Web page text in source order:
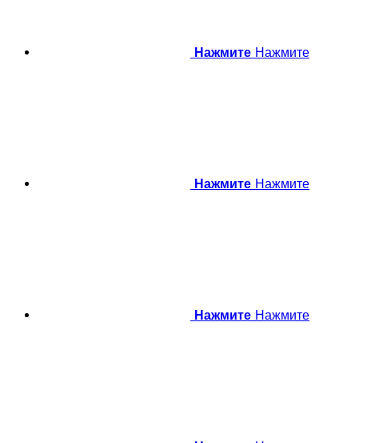
Нажмите Нажмите
Нажмите Нажмите
Нажмите Нажмите